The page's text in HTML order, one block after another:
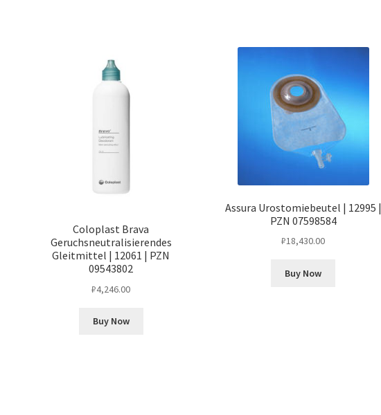
Coloplast Brava
Geruchsneutralisierendes
Gleitmittel | 12061 | PZN
09543802
₽4,246.00
Buy Now
Assura Urostomiebeutel | 12995 |
PZN 07598584
₽18,430.00
Buy Now